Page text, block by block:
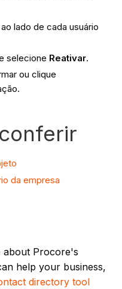
lado de cada usuário
selecione Reativar.
ou clique
da empresa
about Procore's
help your business,
directory tool